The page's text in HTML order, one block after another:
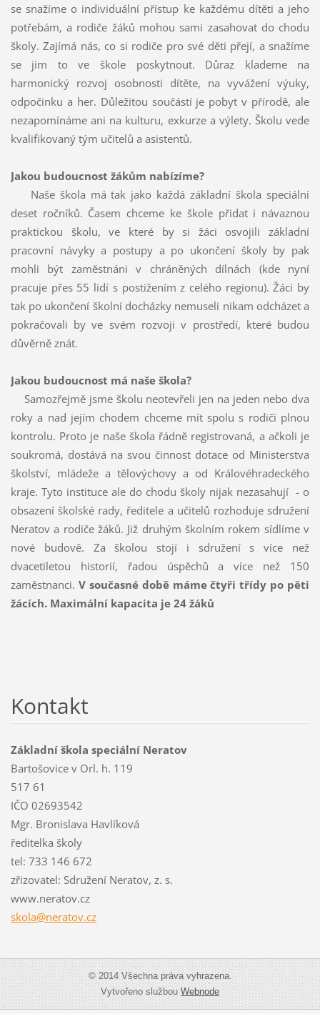
se snažíme o individuální přístup ke každému dítěti a jeho
potřebám, a rodiče žáků mohou sami zasahovat do chodu
školy. Zajímá nás, co si rodiče pro své děti přejí, a snažíme
se jim to ve škole poskytnout. Důraz klademe na
harmonický rozvoj osobnosti dítěte, na vyvážení výuky,
odpočinku a her. Důležitou součástí je pobyt v přírodě, ale
nezapomínáme ani na kulturu, exkurze a výlety. Školu vede
kvalifikovaný tým učitelů a asistentů.
Jakou budoucnost žákům nabízíme?
Naše škola má tak jako každá základní škola speciální
deset ročníků. Časem chceme ke škole přidat i návaznou
praktickou školu, ve které by si žáci osvojili základní
pracovní návyky a postupy a po ukončení školy by pak
mohli být zaměstnáni v chráněných dílnách (kde nyní
pracuje přes 55 lidí s postižením z celého regionu). Žáci by
tak po ukončení školní docházky nemuseli nikam odcházet a
pokračovali by ve svém rozvoji v prostředí, které budou
důvěrně znát.
Jakou budoucnost má naše škola?
Samozřejmě jsme školu neotevřeli jen na jeden nebo dva
roky a nad jejím chodem chceme mít spolu s rodiči plnou
kontrolu. Proto je naše škola řádně registrovaná, a ačkoli je
soukromá, dostává na svou činnost dotace od Ministerstva
školství, mládeže a tělovýchovy a od Královéhradeckého
kraje. Tyto instituce ale do chodu školy nijak nezasahují - o
obsazení školské rady, ředitele a učitelů rozhoduje sdružení
Neratov a rodiče žáků. Již druhým školním rokem sídlíme v
nové budově. Za školou stojí i sdružení s více než
dvacetiletou historií, řadou úspěchů a více než 150
zaměstnanci. V současné době máme čtyři třídy po pěti
žácích. Maximální kapacita je 24 žáků
Kontakt
Základní škola speciální Neratov
Bartošovice v Orl. h. 119
517 61
IČO 02693542
Mgr. Bronislava Havlíková
ředitelka školy
tel: 733 146 672
zřizovatel: Sdružení Neratov, z. s.
www.neratov.cz
skola@neratov.cz
© 2014 Všechna práva vyhrazena.
Vytvořeno službouWebnode